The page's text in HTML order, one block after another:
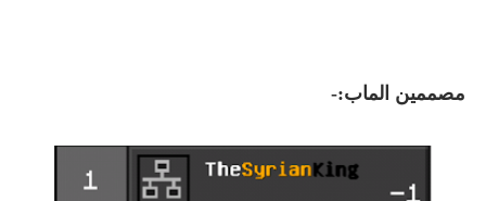
مصممين الماب:-